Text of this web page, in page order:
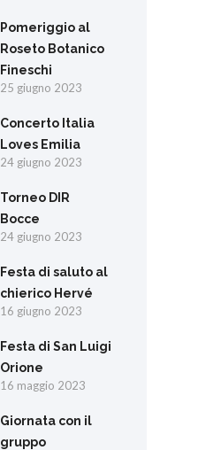
Pomeriggio al
Roseto Botanico
Fineschi
25 giugno 2023
Concerto Italia
Loves Emilia
24 giugno 2023
Torneo DIR
Bocce
24 giugno 2023
Festa di saluto al
chierico Hervé
16 giugno 2023
Festa di San Luigi
Orione
16 maggio 2023
Giornata con il
gruppo